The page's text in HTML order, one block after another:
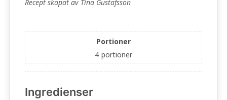
Recept skapat av Tina Gustafsson
Portioner
4 portioner
Ingredienser